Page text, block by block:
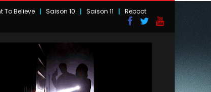
To Believe Saison 10 Saison 11 Reboot